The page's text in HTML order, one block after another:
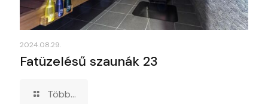
2024.08.29.
Fatüzelésű szaunák 23
Több...